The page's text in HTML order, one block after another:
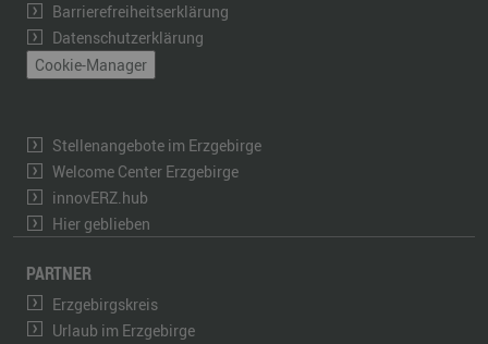
Barrierefreiheitserklärung
Datenschutzerklärung
Cookie-Manager
Stellenangebote im Erzgebirge
Welcome Center Erzgebirge
innovERZ.hub
Hier geblieben
PARTNER
Erzgebirgskreis
Urlaub im Erzgebirge